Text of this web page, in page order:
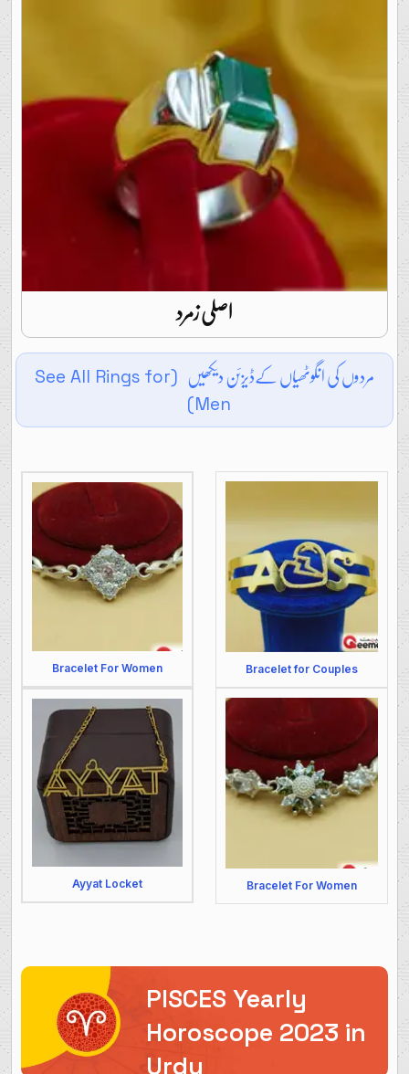
اصلی زمرد
مردوں کی انگوٹھیاں کےڈیزئن دیکھیں
(See All Rings for
Men)
Bracelet For Women Bracelet for Couples
Ayyat Locket Bracelet For Women
PISCES Yearly
Horoscope 2023 in
Urdu